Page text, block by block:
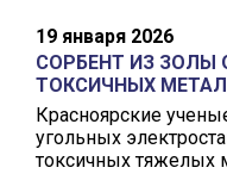
19 января 2026
СОРБЕНТ ИЗ ЗОЛЫ
ТОКСИЧНЫХ
Красноярские
угольных
токсичных тяжелых